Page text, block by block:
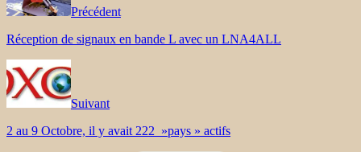
Précédent
Réception de signaux en bande L avec un LNA4ALL
Suivant
2 au 9 Octobre, il y avait 222 »pays » actifs